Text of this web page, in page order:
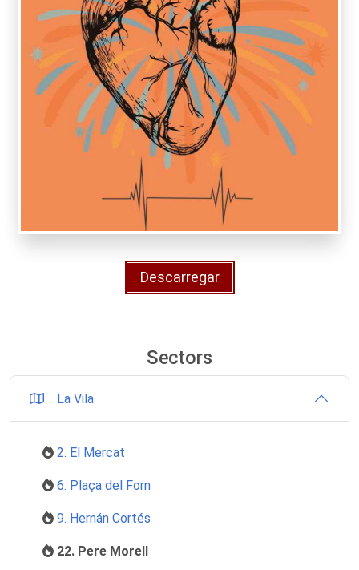
Descarregar
Sectors
La Vila
2. El Mercat
6. Plaça del Forn
9. Hernán Cortés
22. Pere Morell